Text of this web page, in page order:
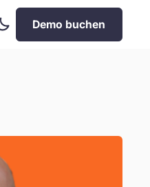
Mode
Demo buchen